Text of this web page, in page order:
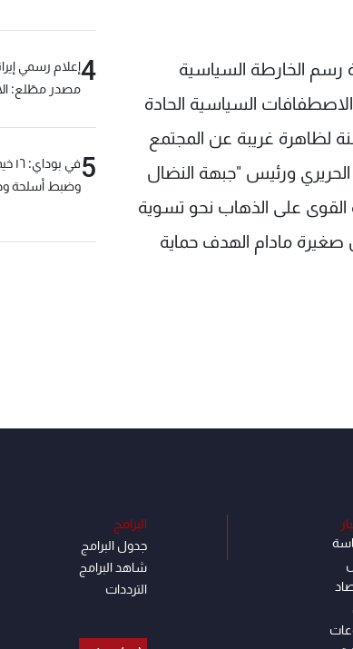
رسم الخارطة السياسية
السياسية الحادة
لظاهرة غريبة عن المجتمع
ورئيس "جبهة النضال
على الذهاب نحو تسوية
صغيرة مادام الهدف حماية
4إعلام رسمي
مصدر مطّلع:
تهدد إيران 5
في
وضبط أسلحة
البرامج
جدول البرامج
شاهد البرامج
الترددات